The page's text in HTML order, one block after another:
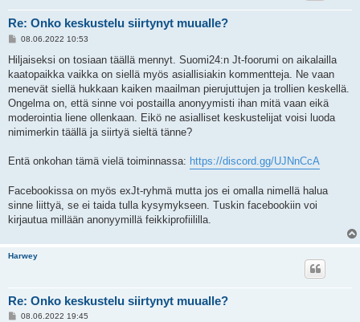
Re: Onko keskustelu siirtynyt muualle?
V
e
s
t
i
08.06.2022 10:53
Hiljaiseksi on tosiaan täällä mennyt. Suomi24:n Jt-foorumi on aikalailla
kaatopaikka vaikka on siellä myös asiallisiakin kommentteja. Ne vaan
menevät siellä hukkaan kaiken maailman pierujuttujen ja trollien keskellä.
Ongelma on, että sinne voi postailla anonyymisti ihan mitä vaan eikä
moderointia liene ollenkaan. Eikö ne asialliset keskustelijat voisi luoda
nimimerkin täällä ja siirtyä sieltä tänne?
Entä onkohan tämä vielä toiminnassa: https://discord.gg/UJNnCcA
Facebookissa on myös exJt-ryhmä mutta jos ei omalla nimellä halua
sinne liittyä, se ei taida tulla kysymykseen. Tuskin facebookiin voi
kirjautua millään anonyymillä feikkiprofiililla.
Harwey
Re: Onko keskustelu siirtynyt muualle?
V08.06.2022 19:45